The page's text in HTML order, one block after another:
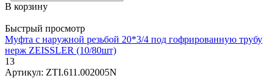
В корзину
Быстрый просмотр
Муфта с наружной резьбой 20*3/4 под гофрированную трубу
нерж ZEISSLER (10/80шт)
13
Артикул: ZTI.611.002005N